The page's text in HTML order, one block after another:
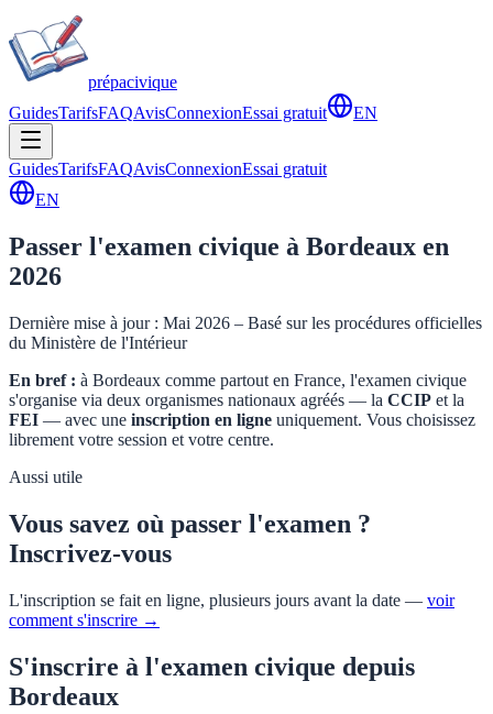
prépacivique
GuidesTarifsFAQAvisConnexionEssai gratuit EN
GuidesTarifsFAQAvisConnexionEssai gratuit
EN
Passer l'examen civique à Bordeaux en
2026
Dernière mise à jour : Mai 2026 – Basé sur les procédures officielles
du Ministère de l'Intérieur
En bref : à Bordeaux comme partout en France, l'examen civique
s'organise via deux organismes nationaux agréés — la CCIP et la
FEI — avec une inscription en ligne uniquement. Vous choisissez
librement votre session et votre centre.
Aussi utile
Vous savez où passer l'examen ?
Inscrivez-vous
L'inscription se fait en ligne, plusieurs jours avant la date — voir
comment s'inscrire →
S'inscrire à l'examen civique depuis
Bordeaux